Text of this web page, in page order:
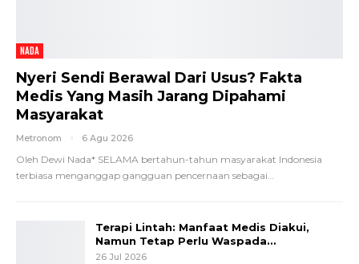
NADA
Nyeri Sendi Berawal Dari Usus? Fakta
Medis Yang Masih Jarang Dipahami
Masyarakat
Metronom 6 Agu 2026
Oleh Dewi Nada* SELAMA bertahun-tahun masyarakat Indonesia
terbiasa menganggap gangguan pencernaan sebagai…
Terapi Lintah: Manfaat Medis Diakui,
Namun Tetap Perlu Waspada…
26 Jul 2026